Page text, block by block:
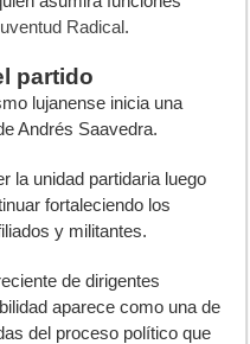
Radical.
partido
lujanense inicia una
Andrés Saavedra.
la unidad partidaria luego
fortaleciendo los
y militantes.
de dirigentes
aparece como una de
del proceso político que